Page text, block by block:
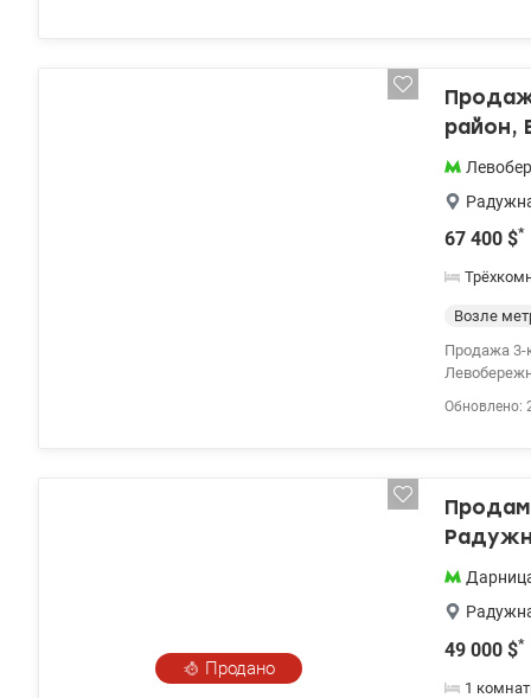
район,
67 400 $*
Возле
Продажа 3-
пешком.
Обновлено:
Продано
Продам
49 000 $*
1